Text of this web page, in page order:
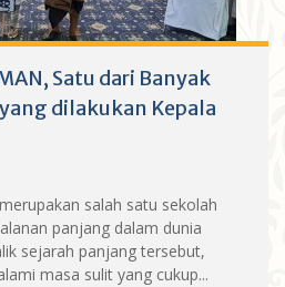
Satu dari Banyak
dilakukan Kepala
salah satu sekolah
panjang dalam dunia
sejarah panjang tersebut,
masa sulit yang cukup...